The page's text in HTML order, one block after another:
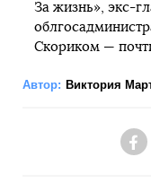
За жизнь», экс-
Скориком —
Автор: Виктория